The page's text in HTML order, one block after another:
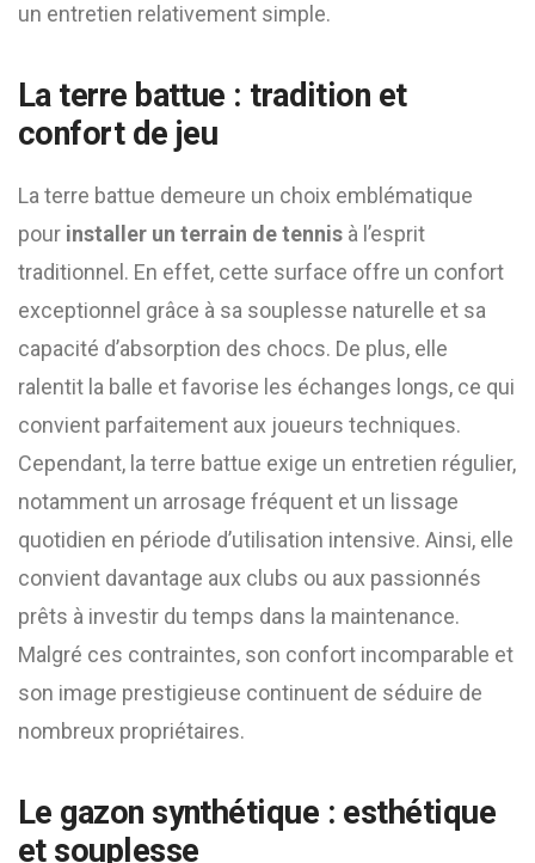
un entretien relativement simple.
La terre battue : tradition et
confort de jeu
La terre battue demeure un choix emblématique
pour installer un terrain de tennis à l’esprit
traditionnel. En effet, cette surface offre un confort
exceptionnel grâce à sa souplesse naturelle et sa
capacité d’absorption des chocs. De plus, elle
ralentit la balle et favorise les échanges longs, ce qui
convient parfaitement aux joueurs techniques.
Cependant, la terre battue exige un entretien régulier,
notamment un arrosage fréquent et un lissage
quotidien en période d’utilisation intensive. Ainsi, elle
convient davantage aux clubs ou aux passionnés
prêts à investir du temps dans la maintenance.
Malgré ces contraintes, son confort incomparable et
son image prestigieuse continuent de séduire de
nombreux propriétaires.
Le gazon synthétique : esthétique
et souplesse